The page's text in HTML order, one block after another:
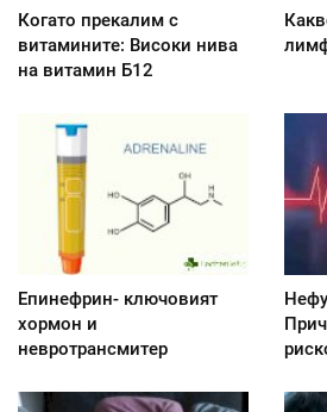
Когато прекалим с
витамините: Високи нива
на витамин Б12
Епинефрин- ключовият
хормон и
невротрансмитер